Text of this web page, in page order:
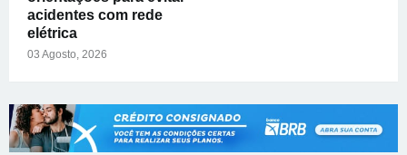
acidentes com rede
elétrica
03 Agosto, 2026